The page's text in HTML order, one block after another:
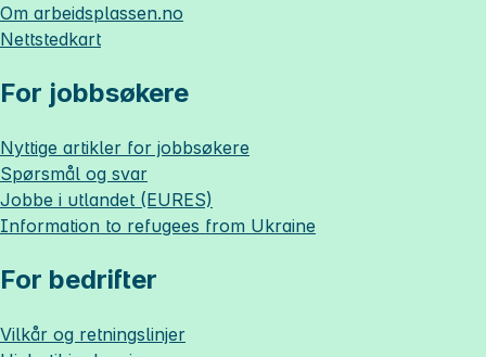
Om arbeidsplassen.no
Nettstedkart
For jobbsøkere
Nyttige artikler for jobbsøkere
Spørsmål og svar
Jobbe i utlandet (EURES)
Information to refugees from Ukraine
For bedrifter
Vilkår og retningslinjer